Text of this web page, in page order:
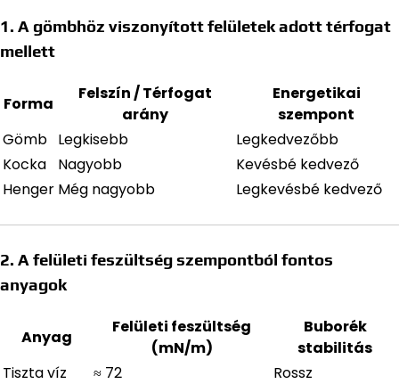
1. A gömbhöz viszonyított felületek adott térfogat
mellett
Forma
Felszín / Térfogat
arány
Energetikai
szempont
Gömb Legkisebb
Legkedvezőbb
Kocka
Nagyobb
Kevésbé kedvező
Henger Még nagyobb Legkevésbé kedvező
2. A felületi feszültség szempontból fontos
anyagok
Anyag
Felületi feszültség
(mN/m)
Buborék
stabilitás
Tiszta víz
≈ 72
Rossz